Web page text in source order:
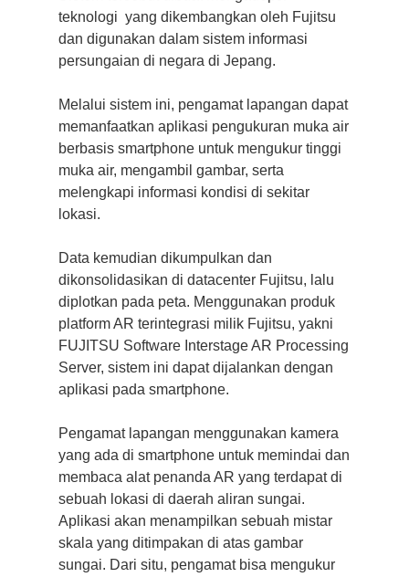
teknologi yang dikembangkan oleh Fujitsu
dan digunakan dalam sistem informasi
persungaian di negara di Jepang.
Melalui sistem ini, pengamat lapangan dapat
memanfaatkan aplikasi pengukuran muka air
berbasis smartphone untuk mengukur tinggi
muka air, mengambil gambar, serta
melengkapi informasi kondisi di sekitar
lokasi.
Data kemudian dikumpulkan dan
dikonsolidasikan di datacenter Fujitsu, lalu
diplotkan pada peta. Menggunakan produk
platform AR terintegrasi milik Fujitsu, yakni
FUJITSU Software Interstage AR Processing
Server, sistem ini dapat dijalankan dengan
aplikasi pada smartphone.
Pengamat lapangan menggunakan kamera
yang ada di smartphone untuk memindai dan
membaca alat penanda AR yang terdapat di
sebuah lokasi di daerah aliran sungai.
Aplikasi akan menampilkan sebuah mistar
skala yang ditimpakan di atas gambar
sungai. Dari situ, pengamat bisa mengukur